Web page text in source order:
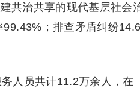
共治共享的现代基层社会
；排查矛盾纠纷
人员共计11.2万余人，在